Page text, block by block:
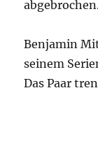
Benjamin
seinem
Das Paar